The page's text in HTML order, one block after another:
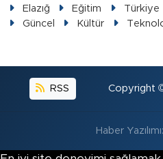
Elazığ Eğitim Türkiye
Güncel
Kültür
RSS Copyright ©
Haber Yazılımı: